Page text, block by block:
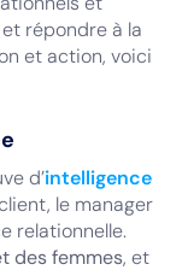
répondre à la
et action, voici
d’intelligence
le manager
relationnelle.
des femmes, et